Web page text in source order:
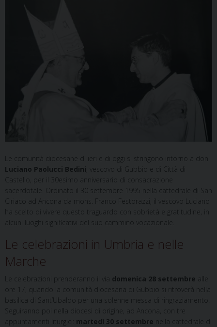
Le comunità diocesane di ieri e di oggi si stringono intorno a don
Luciano Paolucci Bedini , vescovo di Gubbio e di Città di
Castello, per il 30esimo anniversario di consacrazione
sacerdotale. Ordinato il 30 settembre 1995 nella cattedrale di San
Ciriaco ad Ancona da mons. Franco Festorazzi, il vescovo Luciano
ha scelto di vivere questo traguardo con sobrietà e gratitudine, in
alcuni luoghi significativi del suo cammino vocazionale.
Le celebrazioni in Umbria e nelle
Marche
Le celebrazioni prenderanno il via domenica 28 settembre alle
ore 17, quando la comunità diocesana di Gubbio si ritroverà nella
basilica di Sant’Ubaldo per una solenne messa di ringraziamento.
Seguiranno poi nella diocesi di origine, ad Ancona, con tre
appuntamenti liturgici: martedì 30 settembre nella cattedrale di